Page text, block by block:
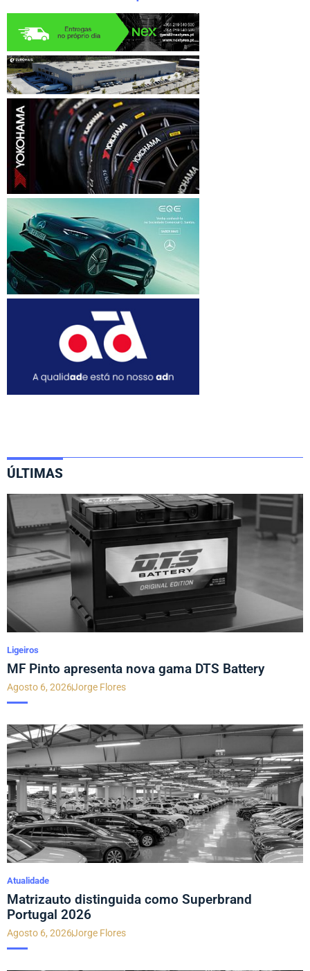
ÚLTIMAS
Ligeiros
MF Pinto apresenta nova gama DTS Battery
Agosto 6, 2026Jorge Flores
Atualidade
Matrizauto distinguida como Superbrand
Portugal 2026
Agosto 6, 2026Jorge Flores